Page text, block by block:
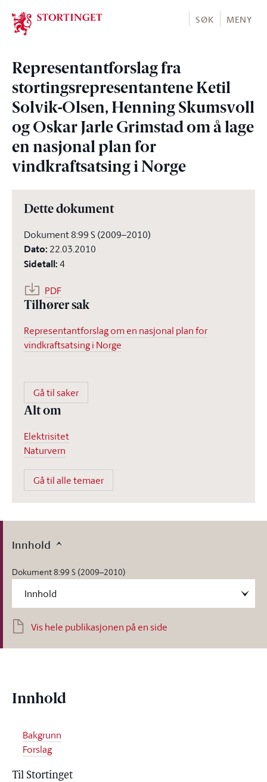
Stortinget.no
SØK MENY
Representantforslag fra
stortingsrepresentantene Ketil
Solvik-Olsen, Henning Skumsvoll
og Oskar Jarle Grimstad om å lage
en nasjonal plan for
vindkraftsatsing i Norge
Dette dokument
Dokument 8:99 S (2009–2010)
Dato: 22.03.2010
Sidetall:4
PDF
Tilhører sak
Representantforslag om en nasjonal plan for
vindkraftsatsing i Norge
Gå til saker
Alt om
Elektrisitet
Naturvern
Gå til alle temaer
Innhold
Dokument 8:99 S (2009–2010)
Vis hele publikasjonen på en side
Innhold
Bakgrunn
Forslag
Til Stortinget